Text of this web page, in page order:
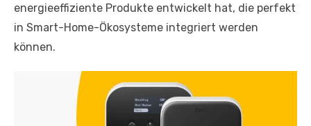
energieeffiziente Produkte entwickelt hat, die perfekt
in Smart-Home-Ökosysteme integriert werden
können.